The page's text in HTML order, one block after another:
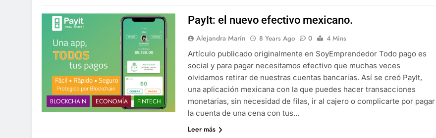
BLOCKCHAIN ECONOMÍA FINTECH
PayIt: el nuevo efectivo mexicano.
Alejandra Marín 8 Years Ago 0
4 Mins
Artículo publicado originalmente en SoyEmprendedor Todo pago es
social y para pagar necesitamos efectivo que muchas veces
olvidamos retirar de nuestras cuentas bancarias. Así se creó PayIt,
una aplicación mexicana con la que puedes hacer transacciones
monetarias, sin necesidad de filas, ir al cajero o complicarte por pagar
la cuenta de una cena con tus…
Leer más